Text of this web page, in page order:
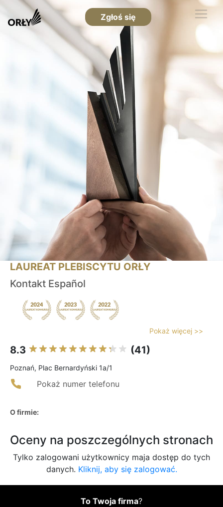
Zgłoś się
LAUREAT PLEBISCYTU ORŁY
Kontakt Español
Pokaż więcej >>
8.3 (41)
Poznań, Plac Bernardyński 1a/1
Pokaż numer telefonu
O firmie:
Oceny na poszczególnych stronach
Tylko zalogowani użytkownicy maja dostęp do tych
danych. Kliknij, aby się zalogować.
To Twoja firma?